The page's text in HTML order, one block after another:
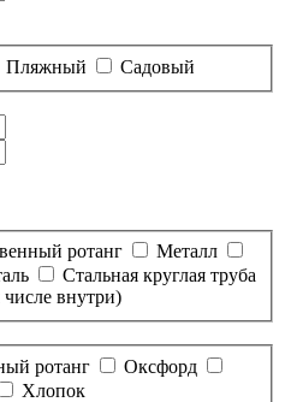
Пляжный
Садовый
ротанг
Металл
Стальная круглая труба
внутри)
ротанг
Оксфорд
Хлопок